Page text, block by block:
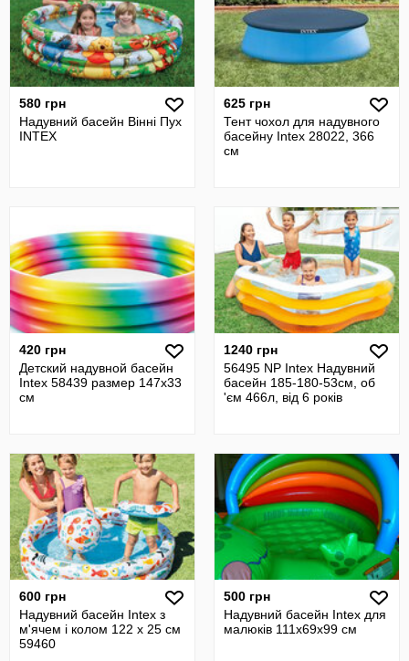
580 грн
Надувний басейн Вінні Пух
INTEX
625 грн
Тент чохол для надувного
басейну Intex 28022, 366
см
420 грн
Детский надувной басейн
Intex 58439 размер 147х33
см
1240 грн
56495 NP Intex Надувний
басейн 185-180-53см, об
'єм 466л, від 6 років
600 грн
Надувний басейн Intex з
м'ячем і колом 122 x 25 см
59460
500 грн
Надувний басейн Intex для
малюків 111х69х99 см